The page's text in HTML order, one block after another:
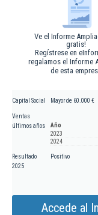
Ve el Informe
gratis!
Regístrese en
regalamos el Informe
de esta
Capital Social Mayor de 60.000 €
Ventas
últimos años
Año
2023
2024
Resultado
2025
Positivo
Accede al